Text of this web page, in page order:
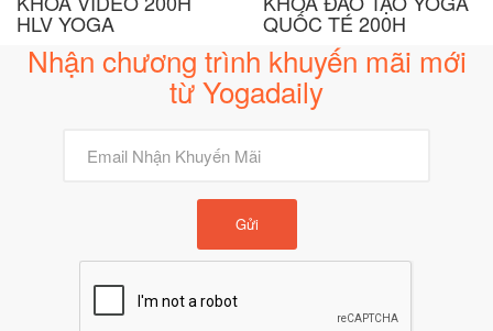
HLV YOGA QUỐC TÉ 200H
Nhận chương trình khuyến mãi mới
từ Yogadaily
Gửi